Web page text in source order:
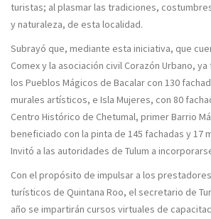
turistas; al plasmar las tradiciones,
y naturaleza, de esta localidad.
Subrayó que, mediante esta iniciativa, que
Comex y la asociación civil Corazón Urbano,
los Pueblos Mágicos de Bacalar con 130
murales artísticos, e Isla Mujeres, con 80
Centro Histórico de Chetumal, primer Barrio
beneficiado con la pinta de 145 fachadas y 17
Invitó a las autoridades de Tulum a
Con el propósito de impulsar a los
turísticos de Quintana Roo, el secretario de
año se impartirán cursos virtuales de